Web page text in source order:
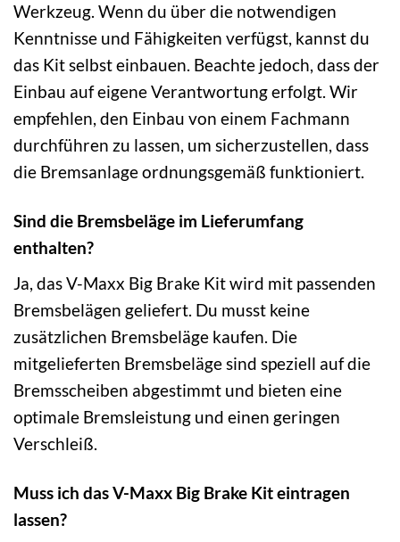
Werkzeug. Wenn du über die notwendigen
Kenntnisse und Fähigkeiten verfügst, kannst du
das Kit selbst einbauen. Beachte jedoch, dass der
Einbau auf eigene Verantwortung erfolgt. Wir
empfehlen, den Einbau von einem Fachmann
durchführen zu lassen, um sicherzustellen, dass
die Bremsanlage ordnungsgemäß funktioniert.
Sind die Bremsbeläge im Lieferumfang
enthalten?
Ja, das V-Maxx Big Brake Kit wird mit passenden
Bremsbelägen geliefert. Du musst keine
zusätzlichen Bremsbeläge kaufen. Die
mitgelieferten Bremsbeläge sind speziell auf die
Bremsscheiben abgestimmt und bieten eine
optimale Bremsleistung und einen geringen
Verschleiß.
Muss ich das V-Maxx Big Brake Kit eintragen
lassen?